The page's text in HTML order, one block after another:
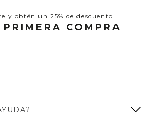
y obtén un 25% de descuento
COMPRA